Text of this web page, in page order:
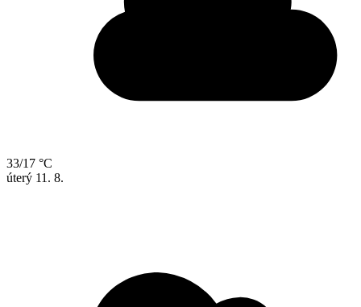
33/17 °C
úterý 11. 8.